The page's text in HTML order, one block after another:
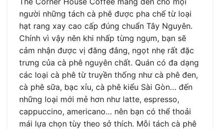
người những tách cà phê được pha chế từ loại
hạt rang xay cao cấp đúng chuẩn Tây Nguyên.
Chính vì vậy nên khi nhấp từng ngụm, bạn sẽ
cảm nhận được vị đăng đắng, ngọt nhẹ rất đặc
trưng của cà phê nguyên chất. Quán có đa dạng
các loại cà phê từ truyền thống như cà phê đen,
cà phê sữa, bạc xỉu, cà phê kiểu Sài Gòn… đến
những loại mới mẻ hơn như latte, espresso,
cappuccino, americano… nên bạn có thể thoải
mái lựa chọn tùy theo sở thích. Mỗi tách cà phê